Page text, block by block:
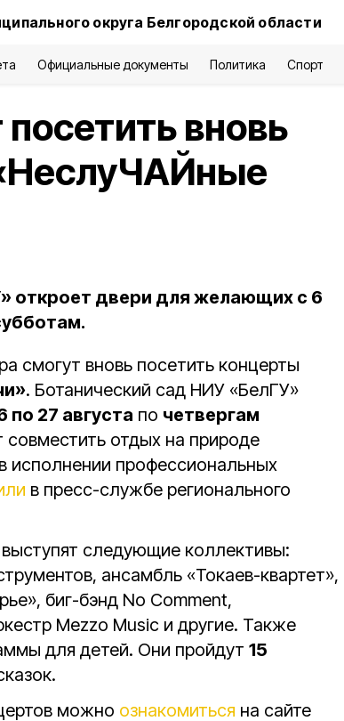
округа Белгородской области
Официальные документы Политика Спорт
вновь
откроет двери для желающих с 6
смогут вновь посетить концерты
. Ботанический сад НИУ «БелГУ»
по 27 августа по четвергам
совместить отдых на природе
исполнении профессиональных
в пресс-службе регионального
следующие коллективы:
ансамбль «Токаев-квартет»,
биг-бэнд No Comment,
Mezzo Music и другие. Также
для детей. Они пройдут 15
можно ознакомиться на сайте